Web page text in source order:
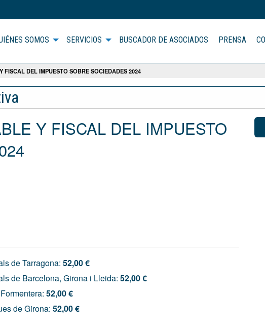
SOMOS SERVICIOS BUSCADOR DE ASOCIADOS PRENSA
FISCAL DEL IMPUESTO SOBRE SOCIEDADES 2024
Y FISCAL DEL IMPUESTO
de Tarragona: 52,00 €
de Barcelona, Girona i Lleida: 52,00 €
52,00 €
de Girona: 52,00 €